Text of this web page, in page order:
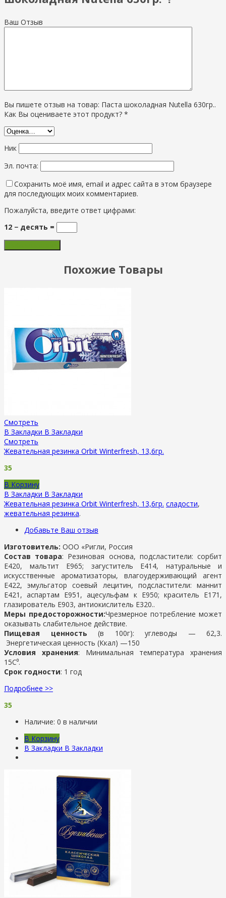
Ваш Отзыв
Вы пишете отзыв на товар: Паста шоколадная Nutella 630гр..
Как Вы оцениваете этот продукт? *
Ник
Эл. почта:
Сохранить моё имя, email и адрес сайта в этом браузере
для последующих моих комментариев.
Пожалуйста, введите ответ цифрами:
12 − десять =
Похожие Товары
Смотреть
В Закладки В Закладки
Смотреть
Жевательная резинка Orbit Winterfresh, 13,6гр.
35
В Корзину
В Закладки В Закладки
Жевательная резинка Orbit Winterfresh, 13,6гр. сладости,
жевательная резинка.
Добавьте Ваш отзыв
Изготовитель: ООО «Ригли, Россия
Состав товара: Резиновая основа, подсластители: сорбит
Е420, мальтит Е965; загуститель Е414, натуральные и
искусственные ароматизаторы, влагоудерживающий агент
Е422, эмульгатор соевый лецитин, подсластители: маннит
Е421, аспартам Е951, ацесульфам к Е950; краситель Е171,
глазирователь Е903, антиокислитель Е320..
Меры предосторожности:Чрезмерное потребление может
оказывать слабительное действие.
Пищевая ценность (в 100г): углеводы — 62,3.
Энергетическая ценность (Ккал) —150
Условия хранения: Минимальная температура хранения
15С⁰.
Срок годности: 1 год
Подробнее >>
35
Наличие: 0 в наличии
В Корзину
В Закладки В Закладки